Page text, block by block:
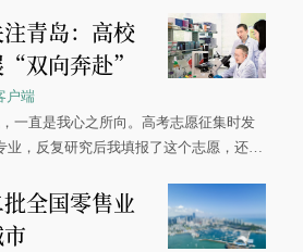
注青岛：高校
“双向奔赴”
户端
一直是我心之所向。高考志愿征集时发
业，反复研究后我填报了这个志愿，还真
材料类专业的录取通知书。
全国零售业